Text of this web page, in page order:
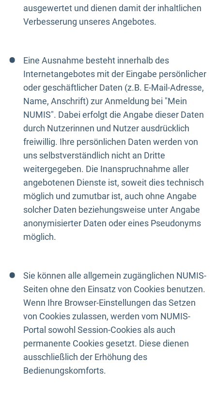
ausgewertet und dienen damit der inhaltlichen
Verbesserung unseres Angebotes.
Eine Ausnahme besteht innerhalb des
Internetangebotes mit der Eingabe persönlicher
oder geschäftlicher Daten (z.B. E-Mail-Adresse,
Name, Anschrift) zur Anmeldung bei "Mein
NUMIS". Dabei erfolgt die Angabe dieser Daten
durch Nutzerinnen und Nutzer ausdrücklich
freiwillig. Ihre persönlichen Daten werden von
uns selbstverständlich nicht an Dritte
weitergegeben. Die Inanspruchnahme aller
angebotenen Dienste ist, soweit dies technisch
möglich und zumutbar ist, auch ohne Angabe
solcher Daten beziehungsweise unter Angabe
anonymisierter Daten oder eines Pseudonyms
möglich.
Sie können alle allgemein zugänglichen NUMIS-
Seiten ohne den Einsatz von Cookies benutzen.
Wenn Ihre Browser-Einstellungen das Setzen
von Cookies zulassen, werden vom NUMIS-
Portal sowohl Session-Cookies als auch
permanente Cookies gesetzt. Diese dienen
ausschließlich der Erhöhung des
Bedienungskomforts.